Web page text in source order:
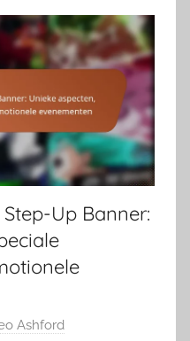
Up Banner:
Ashford